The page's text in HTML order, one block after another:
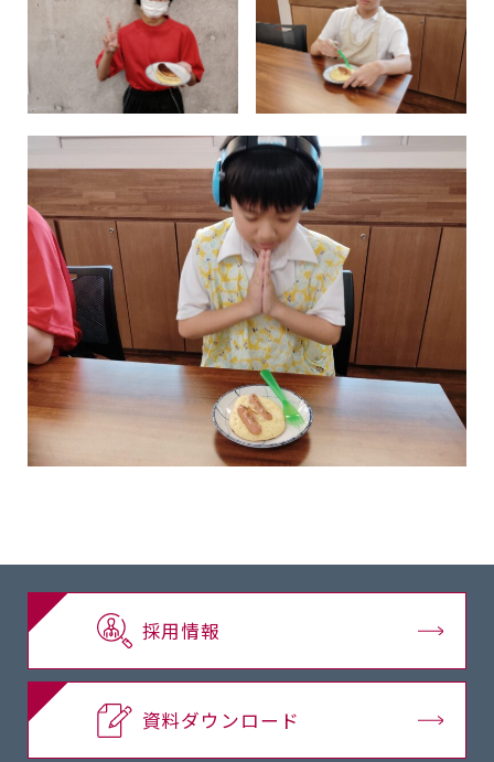
採用情報
資料ダウンロード